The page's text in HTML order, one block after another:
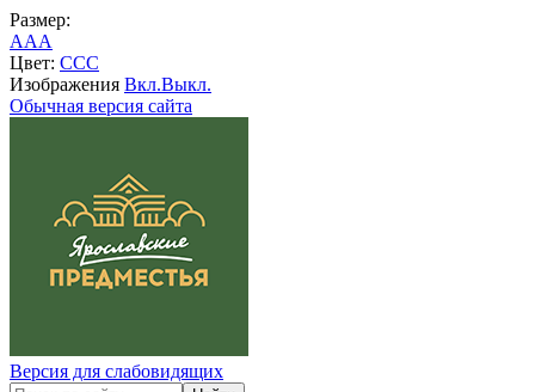
Размер:
AAA
Цвет: CCC
Изображения Вкл.Выкл.
Обычная версия сайта
Версия для слабовидящих